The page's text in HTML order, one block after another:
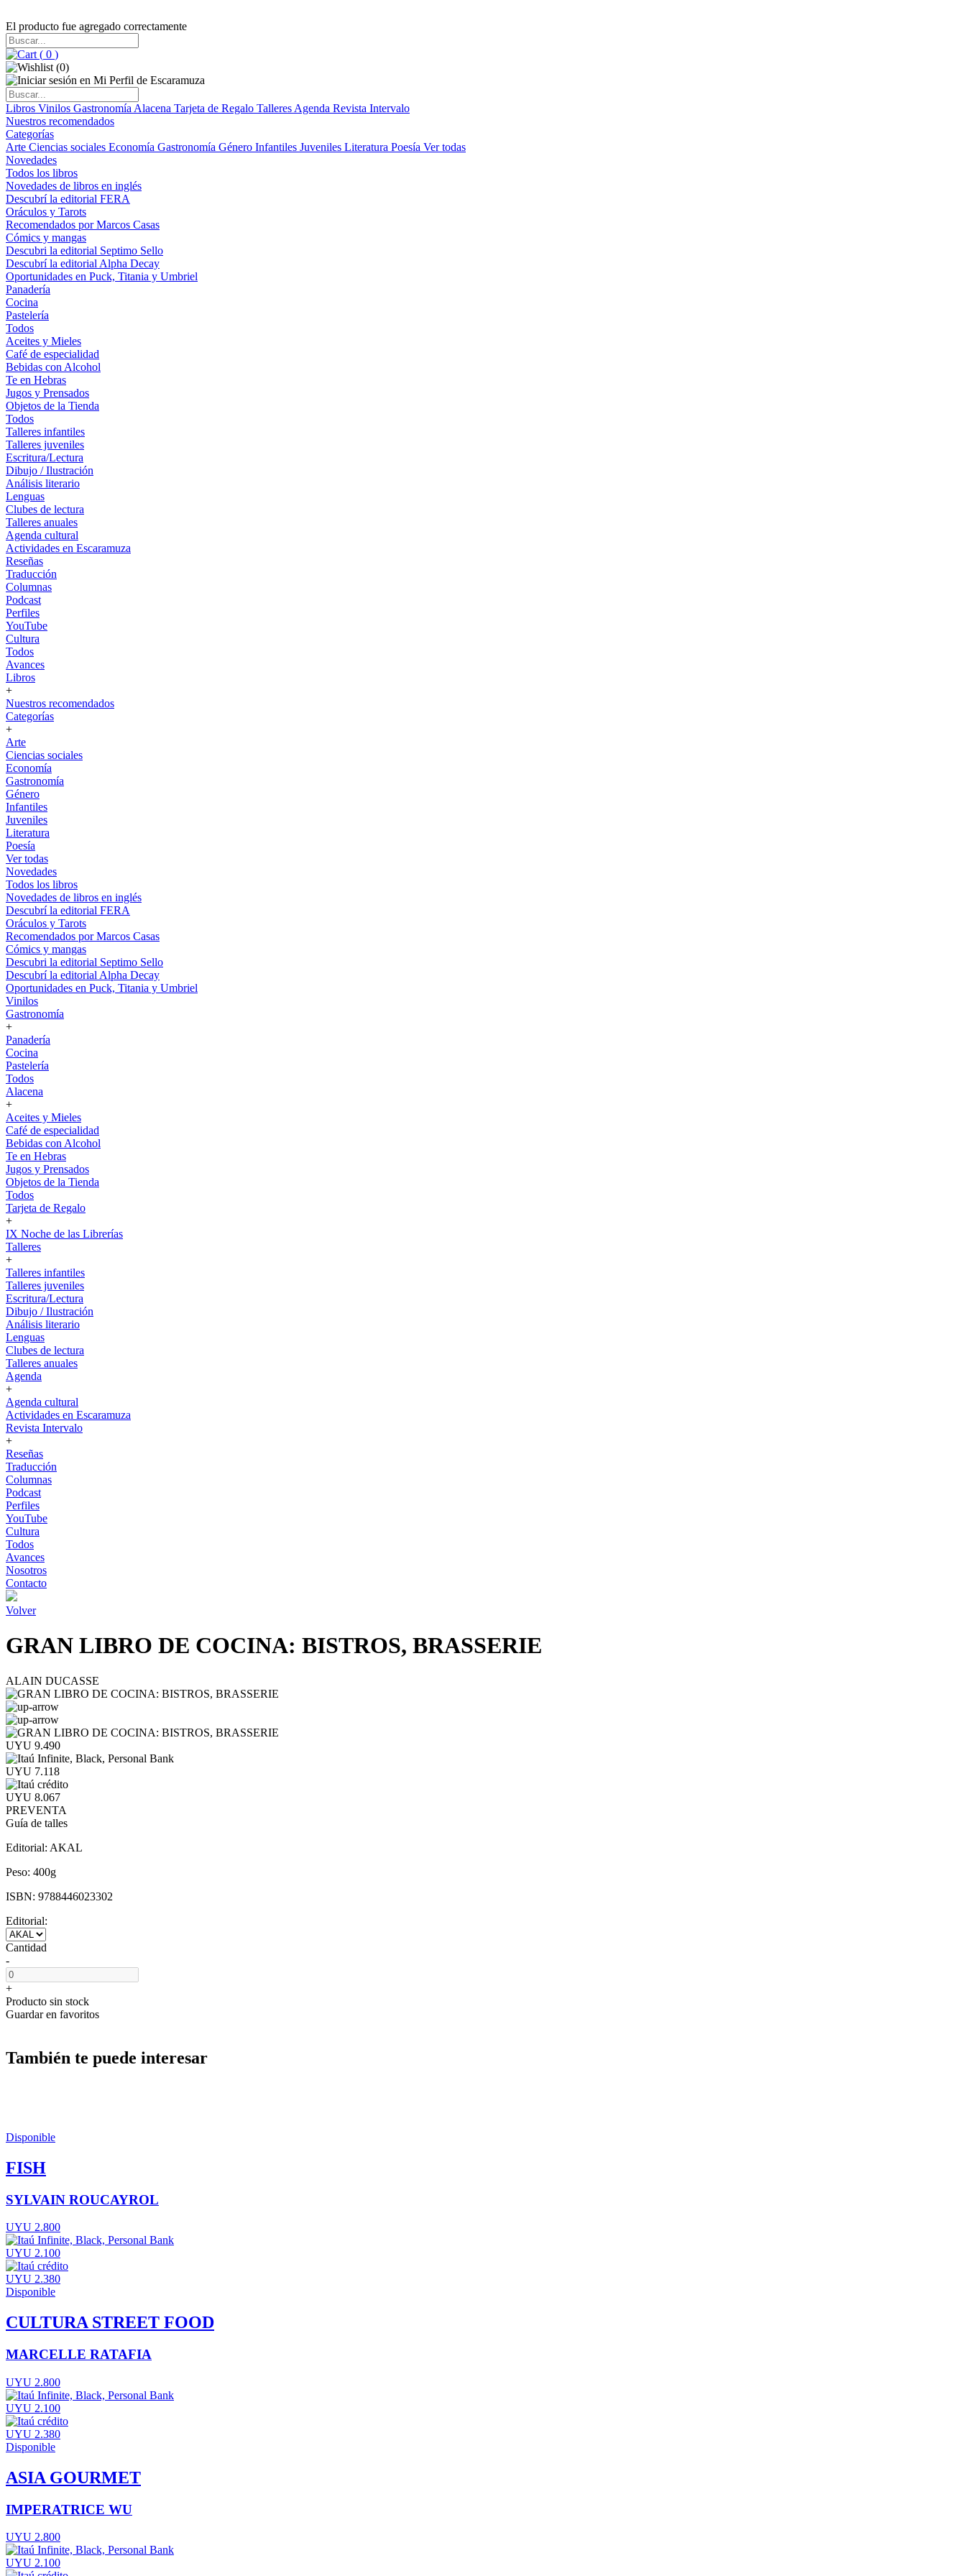
El producto fue agregado correctamente
( 0 )
(0)
Libros Vinilos Gastronomía Alacena Tarjeta de Regalo Talleres Agenda Revista Intervalo
Nuestros recomendados
Categorías
Arte Ciencias sociales Economía Gastronomía Género Infantiles Juveniles Literatura Poesía Ver todas
Novedades
Todos los libros
Novedades de libros en inglés
Descubrí la editorial FERA
Oráculos y Tarots
Recomendados por Marcos Casas
Cómics y mangas
Descubri la editorial Septimo Sello
Descubrí la editorial Alpha Decay
Oportunidades en Puck, Titania y Umbriel
Panadería
Cocina
Pastelería
Todos
Aceites y Mieles
Café de especialidad
Bebidas con Alcohol
Te en Hebras
Jugos y Prensados
Objetos de la Tienda
Todos
Talleres infantiles
Talleres juveniles
Escritura/Lectura
Dibujo / Ilustración
Análisis literario
Lenguas
Clubes de lectura
Talleres anuales
Agenda cultural
Actividades en Escaramuza
Reseñas
Traducción
Columnas
Podcast
Perfiles
YouTube
Cultura
Todos
Avances
Libros
+
Nuestros recomendados
Categorías
+
Arte
Ciencias sociales
Economía
Gastronomía
Género
Infantiles
Juveniles
Literatura
Poesía
Ver todas
Novedades
Todos los libros
Novedades de libros en inglés
Descubrí la editorial FERA
Oráculos y Tarots
Recomendados por Marcos Casas
Cómics y mangas
Descubri la editorial Septimo Sello
Descubrí la editorial Alpha Decay
Oportunidades en Puck, Titania y Umbriel
Vinilos
Gastronomía
+
Panadería
Cocina
Pastelería
Todos
Alacena
+
Aceites y Mieles
Café de especialidad
Bebidas con Alcohol
Te en Hebras
Jugos y Prensados
Objetos de la Tienda
Todos
Tarjeta de Regalo
+
IX Noche de las Librerías
Talleres
+
Talleres infantiles
Talleres juveniles
Escritura/Lectura
Dibujo / Ilustración
Análisis literario
Lenguas
Clubes de lectura
Talleres anuales
Agenda
+
Agenda cultural
Actividades en Escaramuza
Revista Intervalo
+
Reseñas
Traducción
Columnas
Podcast
Perfiles
YouTube
Cultura
Todos
Avances
Nosotros
Contacto
Volver
GRAN LIBRO DE COCINA: BISTROS, BRASSERIE
ALAIN DUCASSE
UYU 9.490
UYU 7.118
UYU 8.067
PREVENTA
Guía de talles
Editorial: AKAL
Peso: 400g
ISBN: 9788446023302
Editorial:
Cantidad
-
+
Producto sin stock
Guardar en favoritos
También te puede interesar
Disponible
FISH
SYLVAIN ROUCAYROL
UYU 2.800
UYU 2.100
UYU 2.380
Disponible
CULTURA STREET FOOD
MARCELLE RATAFIA
UYU 2.800
UYU 2.100
UYU 2.380
Disponible
ASIA GOURMET
IMPERATRICE WU
UYU 2.800
UYU 2.100